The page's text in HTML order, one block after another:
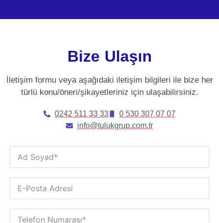
Bize Ulaşın
İletişim formu veya aşağıdaki iletişim bilgileri ile bize her
türlü konu/öneri/şikayetleriniz için ulaşabilirsiniz.
0242 511 33 33
0 530 307 07 07
info@tulukgrup.com.tr